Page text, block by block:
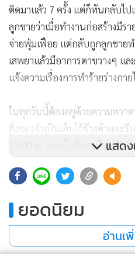
ติดมาแล้ว 7 ครั้ง แต่ก็หันกลับไป
ลูกชายว่าเมื่อทำงานก่อสร้างมีรา
จ่ายฟุ่มเฟือย แต่กลับถูกลูกชายท
เสพยาแล้วมีอาการตาขวางๆ แ
แจ้งความเรื่องการทำร้ายร่างกา
ในทุกวันนี้ต้องอยู่ด้วยความหวาด
สิ่งของจำเป็นเก็บไว้ข้างตัวและ
22.00 น. จากนั้นก็นอนไม่หลับอีก
ซ่อนบ้าง แต่ก็ต้องอยู่ด้วยความห
พ.ต.ท.เข็มกล้า กล่าวว่า เบื้องต้
สอบปากคำและส่งตัวผู้เสียหายไ
แสด
ยอดนิยม
อ่านเ